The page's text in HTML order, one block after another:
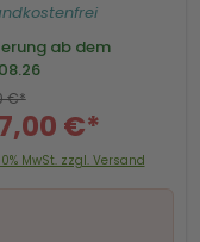
ab dem
€*
€*
MwSt. zzgl. Versand